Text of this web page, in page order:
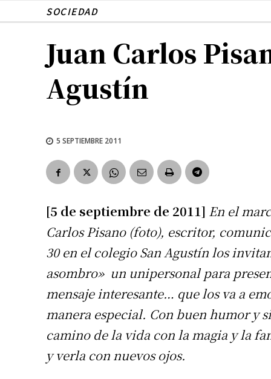
SOCIEDAD
Juan Carlos
Agustín
5 SEPTIEMBRE 2011
[5 de septiembre de 2011] En el
Carlos Pisano (foto), escritor,
30 en el colegio San Agustín los
asombro» un unipersonal para
mensaje interesante… que los va a
manera especial. Con buen humor y
camino de la vida con la magia y la
y verla con nuevos ojos.